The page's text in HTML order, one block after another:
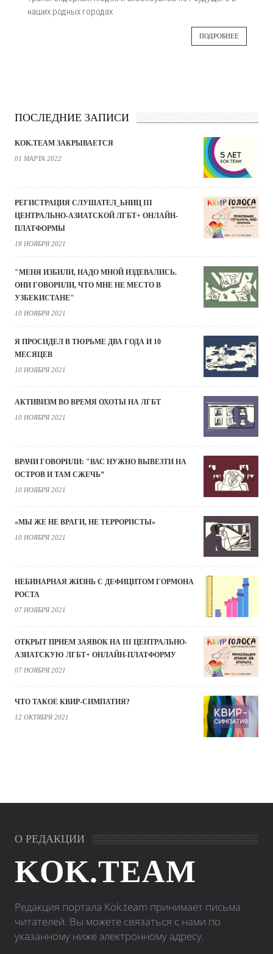
наших родных городах.
ПОДРОБНЕЕ
ПОСЛЕДНИЕ ЗАПИСИ
KOK.TEAM ЗАКРЫВАЕТСЯ
01 МАРТА 2022
РЕГИСТРАЦИЯ СЛУШАТЕЛ_ЬНИЦ III
ЦЕНТРАЛЬНО-АЗИАТСКОЙ ЛГБТ+ ОНЛАЙН-
ПЛАТФОРМЫ
18 НОЯБРЯ 2021
"МЕНЯ ИЗБИЛИ, НАДО МНОЙ ИЗДЕВАЛИСЬ.
ОНИ ГОВОРИЛИ, ЧТО МНЕ НЕ МЕСТО В
УЗБЕКИСТАНЕ"
10 НОЯБРЯ 2021
Я ПРОСИДЕЛ В ТЮРЬМЕ ДВА ГОДА И 10
МЕСЯЦЕВ
10 НОЯБРЯ 2021
АКТИВИЗМ ВО ВРЕМЯ ОХОТЫ НА ЛГБТ
10 НОЯБРЯ 2021
ВРАЧИ ГОВОРИЛИ: "ВАС НУЖНО ВЫВЕЗТИ НА
ОСТРОВ И ТАМ СЖЕЧЬ”
10 НОЯБРЯ 2021
«МЫ ЖЕ НЕ ВРАГИ, НЕ ТЕРРОРИСТЫ»
10 НОЯБРЯ 2021
НЕБИНАРНАЯ ЖИЗНЬ С ДЕФИЦИТОМ ГОРМОНА
РОСТА
07 НОЯБРЯ 2021
ОТКРЫТ ПРИЕМ ЗАЯВОК НА III ЦЕНТРАЛЬНО-
АЗИАТСКУЮ ЛГБТ+ ОНЛАЙН-ПЛАТФОРМУ
07 НОЯБРЯ 2021
ЧТО ТАКОЕ КВИР-СИМПАТИЯ?
12 ОКТЯБРЯ 2021
О РЕДАКЦИИ
KOK.TEAM
Редакция портала Kok.team принимает письма
читателей. Вы можете связаться с нами по
указанному ниже электронному адресу.